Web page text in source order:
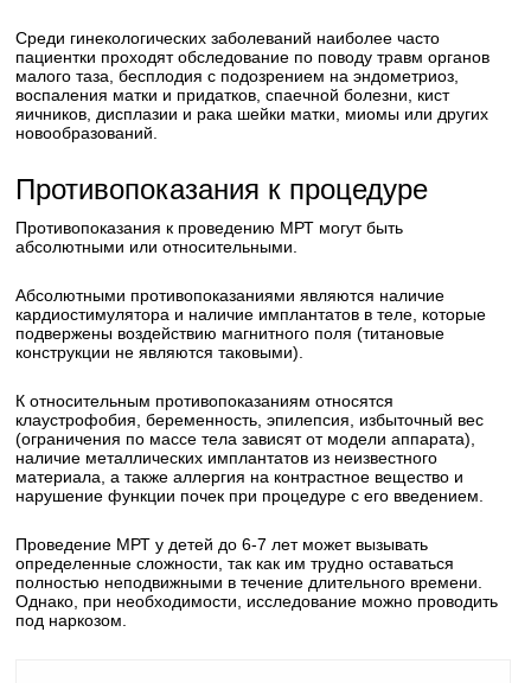
Среди гинекологических заболеваний наиболее часто
пациентки проходят обследование по поводу травм органов
малого таза, бесплодия с подозрением на эндометриоз,
воспаления матки и придатков, спаечной болезни, кист
яичников, дисплазии и рака шейки матки, миомы или других
новообразований.
Противопоказания к процедуре
Противопоказания к проведению МРТ могут быть
абсолютными или относительными.
Абсолютными противопоказаниями являются наличие
кардиостимулятора и наличие имплантатов в теле, которые
подвержены воздействию магнитного поля (титановые
конструкции не являются таковыми).
К относительным противопоказаниям относятся
клаустрофобия, беременность, эпилепсия, избыточный вес
(ограничения по массе тела зависят от модели аппарата),
наличие металлических имплантатов из неизвестного
материала, а также аллергия на контрастное вещество и
нарушение функции почек при процедуре с его введением.
Проведение МРТ у детей до 6-7 лет может вызывать
определенные сложности, так как им трудно оставаться
полностью неподвижными в течение длительного времени.
Однако, при необходимости, исследование можно проводить
под наркозом.